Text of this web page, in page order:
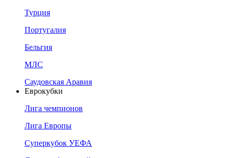
Турция
Португалия
Бельгия
МЛС
Саудовская Аравия
Еврокубки
Лига чемпионов
Лига Европы
Суперкубок УЕФА